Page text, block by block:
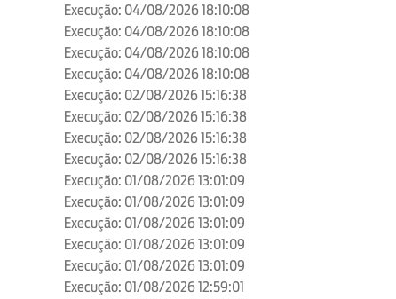
Execução: 04/08/2026 18:10:08
Execução: 04/08/2026 18:10:08
Execução: 04/08/2026 18:10:08
Execução: 04/08/2026 18:10:08
Execução: 02/08/2026 15:16:38
Execução: 02/08/2026 15:16:38
Execução: 02/08/2026 15:16:38
Execução: 02/08/2026 15:16:38
Execução: 01/08/2026 13:01:09
Execução: 01/08/2026 13:01:09
Execução: 01/08/2026 13:01:09
Execução: 01/08/2026 13:01:09
Execução: 01/08/2026 13:01:09
Execução: 01/08/2026 12:59:01